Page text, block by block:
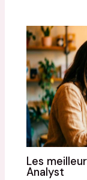
Les
Analyst